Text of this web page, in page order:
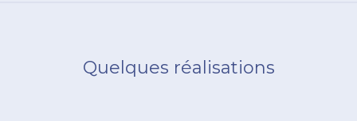
Quelques réalisations